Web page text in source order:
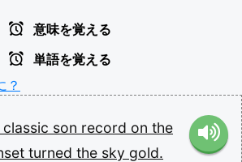
意味を覚える
単語を覚える
？
classic son record on the
turned the sky gold.